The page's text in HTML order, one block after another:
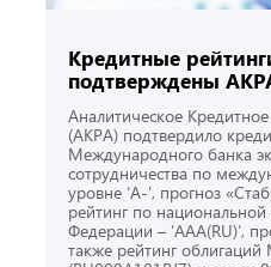
Кредитные
подтверждены
Аналитическое
(АКРА) подтвердило
Международного банка
сотрудничества по
уровне ‘A-’, прогноз
рейтинг по
Федерации – ‘AAA(RU)’,
также рейтинг